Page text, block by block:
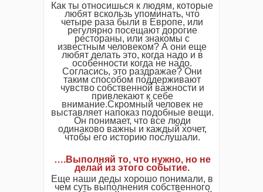
Как ты относишься к людям, которые
любят вскользь упоминать, что
четыре раза были в Европе, или
регулярно посещают дорогие
рестораны, или знакомы с
известным человеком? А они еще
любят делать это, когда надо и в
особенности когда не надо.
Согласись, это раздражае? Они
таким способом поддерживают
чувство собственной важности и
привлекают к себе
внимание.Скромный человек не
выставляет напоказ подобные вещи.
Он понимает, что все люди
одинаково важны и каждый хочет,
чтобы его историю послушали.
….Выполняй то, что нужно, но не
делай из этого событие.
Еще наши деды хорошо понимали, в
чем суть выполнения собственного